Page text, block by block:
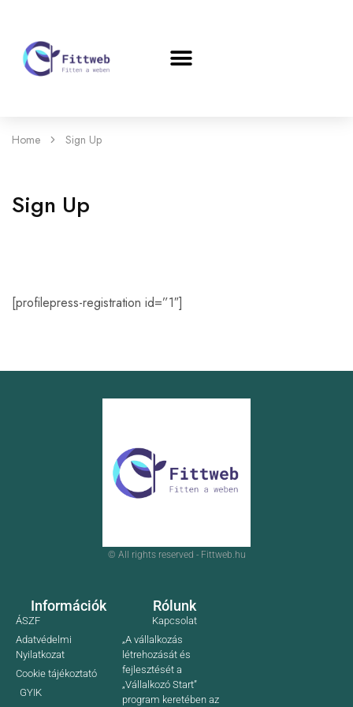
Home Sign Up
Sign Up
[profilepress-registration id=”1″]
© All rights reserved - Fittweb.hu
Információk
ÁSZF
Adatvédelmi
Nyilatkozat
Cookie tájékoztató
GYIK
Rólunk
Kapcsolat
„A vállalkozás
létrehozását és
fejlesztését a
„Vállalkozó Start”
program keretében az